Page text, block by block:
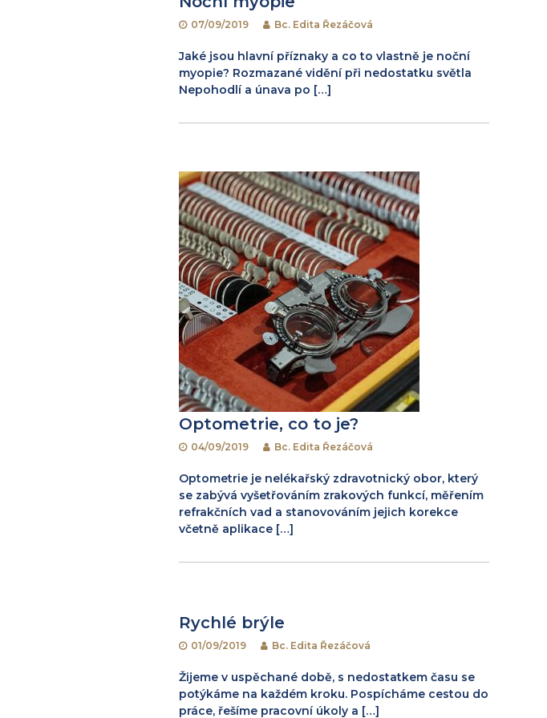
07/09/2019 Bc. Edita Řezáčová
Jaké jsou hlavní příznaky a co to vlastně je noční
myopie? Rozmazané vidění při nedostatku světla
Nepohodlí a únava po […]
Optometrie, co to je?
04/09/2019 Bc. Edita Řezáčová
Optometrie je nelékařský zdravotnický obor, který
se zabývá vyšetřováním zrakových funkcí, měřením
refrakčních vad a stanovováním jejich korekce
včetně aplikace […]
Rychlé brýle
01/09/2019 Bc. Edita Řezáčová
Žijeme v uspěchané době, s nedostatkem času se
potýkáme na každém kroku. Pospícháme cestou do
práce, řešíme pracovní úkoly a […]